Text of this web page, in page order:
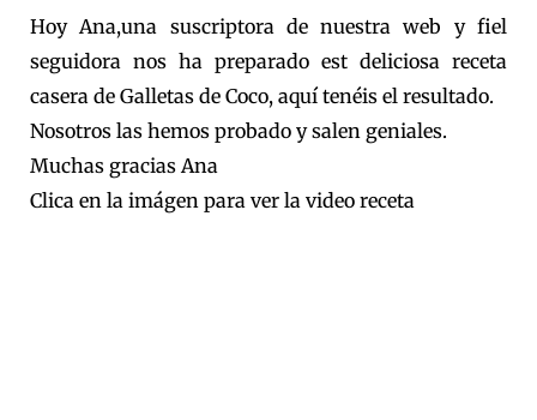
Hoy Ana,una suscriptora de nuestra web y fiel
seguidora nos ha preparado est deliciosa receta
casera de Galletas de Coco, aquí tenéis el resultado.
Nosotros las hemos probado y salen geniales.
Muchas gracias Ana
Clica en la imágen para ver la video receta